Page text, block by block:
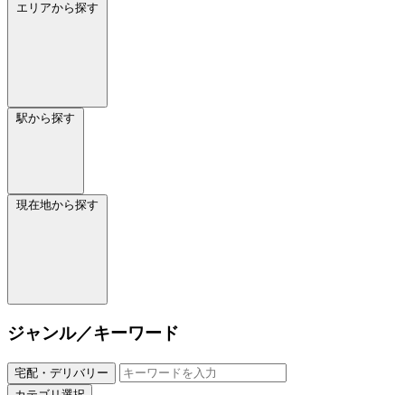
エリアから探す
駅から探す
現在地から探す
ジャンル／キーワード
宅配・デリバリー